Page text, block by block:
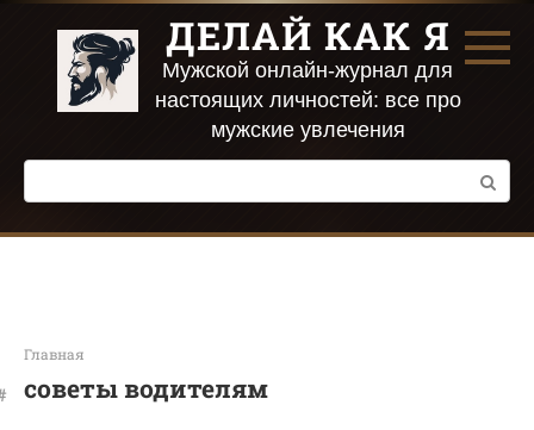
Перейти
контенту
ДЕЛАЙ КАК Я
Мужской онлайн-журнал для
настоящих личностей: все про
мужские увлечения
Поиск:
Главная
советы водителям